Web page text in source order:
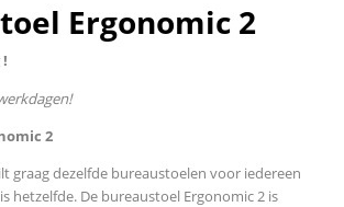
Ergonomic 2
2
graag dezelfde bureaustoelen voor iedereen
hetzelfde. De bureaustoel Ergonomic 2 is